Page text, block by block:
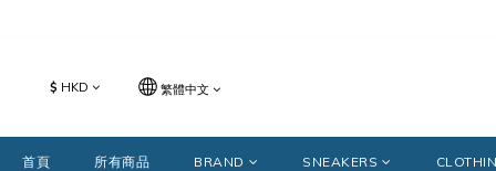
$ HKD 繁體中文
首頁 所有商品 BRAND SNEAKERS